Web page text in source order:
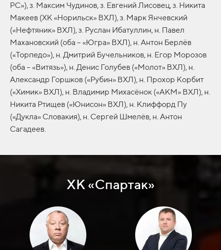
РС»), з. Максим Чудинов, з. Евгений Лисовец, з. Никита
Макеев (ХК «Норильск» ВХЛ), з. Марк Янчевский
(«Нефтяник» ВХЛ), з. Руслан Ибатуллин, н. Павел
Махановский (оба – «Югра» ВХЛ), н. Антон Берлёв
(«Торпедо»), н. Дмитрий Бучельников, н. Егор Морозов
(оба – «Витязь»), н. Денис Голубев («Молот» ВХЛ), н.
Александр Горшков («Рубин» ВХЛ), н. Прохор Корбит
(«Химик» ВХЛ), н. Владимир Михасёнок («АКМ» ВХЛ), н.
Никита Ртищев («Юнисон» ВХЛ), н. Клиффорд Пу
(«Дукла» Словакия), н. Сергей Шмелёв, н. Антон
Сагадеев.
ХК «Спартак»